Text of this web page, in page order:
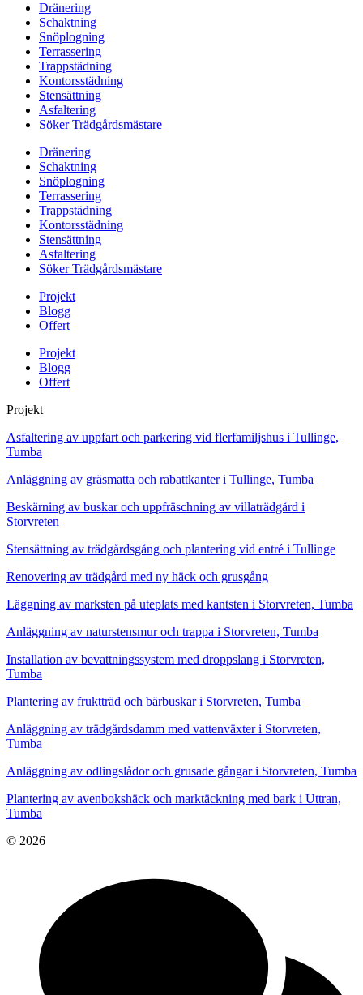
Dränering
Schaktning
Snöplogning
Terrassering
Trappstädning
Kontorsstädning
Stensättning
Asfaltering
Söker Trädgårdsmästare
Dränering
Schaktning
Snöplogning
Terrassering
Trappstädning
Kontorsstädning
Stensättning
Asfaltering
Söker Trädgårdsmästare
Projekt
Blogg
Offert
Projekt
Blogg
Offert
Projekt
Asfaltering av uppfart och parkering vid flerfamiljshus i Tullinge,
Tumba
Anläggning av gräsmatta och rabattkanter i Tullinge, Tumba
Beskärning av buskar och uppfräschning av villaträdgård i
Storvreten
Stensättning av trädgårdsgång och plantering vid entré i Tullinge
Renovering av trädgård med ny häck och grusgång
Läggning av marksten på uteplats med kantsten i Storvreten, Tumba
Anläggning av naturstensmur och trappa i Storvreten, Tumba
Installation av bevattningssystem med droppslang i Storvreten,
Tumba
Plantering av fruktträd och bärbuskar i Storvreten, Tumba
Anläggning av trädgårdsdamm med vattenväxter i Storvreten,
Tumba
Anläggning av odlingslådor och grusade gångar i Storvreten, Tumba
Plantering av avenbokshäck och marktäckning med bark i Uttran,
Tumba
© 2026